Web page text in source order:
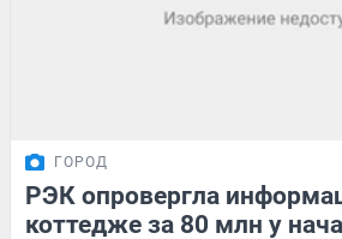
ГОРОД
РЭК опровергла
коттедже за 80 млн у